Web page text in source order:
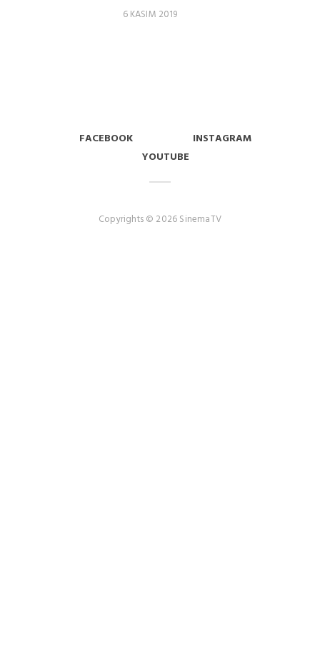
6 KASIM 2019
FACEBOOK
INSTAGRAM
YOUTUBE
Copyrights © 2026 SinemaTV